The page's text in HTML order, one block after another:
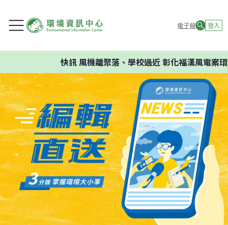
電子報 登入
快訊風機離聚落、學校過近 彰化福漢風電案環